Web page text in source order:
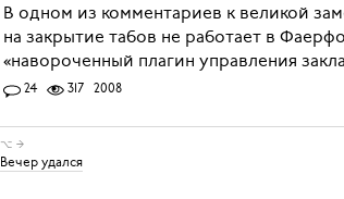
В одном из комментариев к великой
на закрытие табов не работает в
«навороченный плагин управления
24 317 2008
⌥ →
Вечер удался